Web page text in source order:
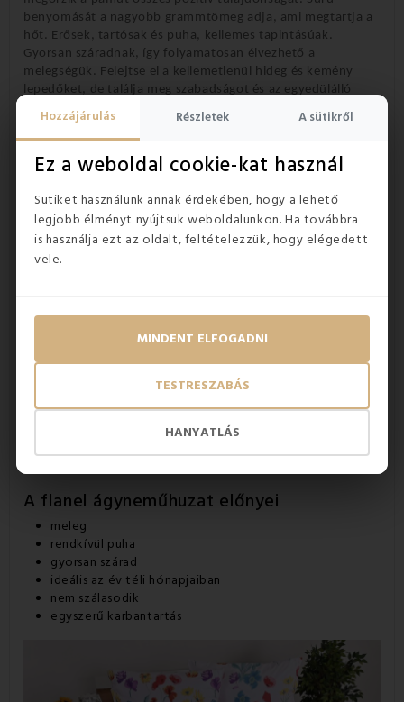
Hozzájárulás Részletek A sütikről
Ez a weboldal cookie-kat használ
Sütiket használunk annak érdekében, hogy a lehető
legjobb élményt nyújtsuk weboldalunkon. Ha továbbra
is használja ezt az oldalt, feltételezzük, hogy elégedett
vele.
HANYATLÁS
TESTRESZABÁS
MINDENT ELFOGADNI
benyomását a nagyobb grammtömeg adja, ami megtartja a
hőt. Erősek, tartósak és puha, kellemes tapintásúak.
Gyorsan száradnak, így folyamatosan élvezhető a
melegségük. Felejtse el a kellemetlenül hideg és kemény
lepedőket, de találja meg szabadságot és az egyedülálló
A flanel ágyneműhuzat előnyei
meleg
rendkívül puha
gyorsan szárad
ideális az év téli hónapjaiban
nem szálasodik
egyszerű karbantartás